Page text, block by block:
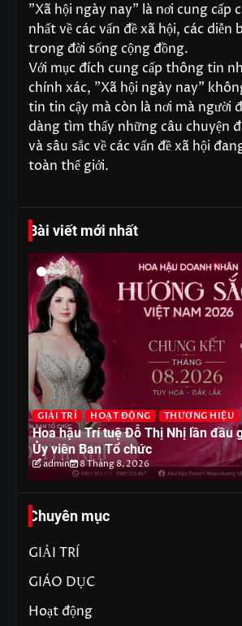
"Xã hội ngày nay" là nơi cung cấp
nhất về các vấn đề xã hội, các diễn
trong đời sống cộng đồng.
Với mục đích cung cấp thông tin
chính xác, "Xã hội ngày nay"
tin tin cậy mà còn là nơi mà người
dàng tìm thấy những câu chuyện
và sâu sắc về các vấn đề xã hội
toàn thế giới.
Bài viết mới nhất
GIẢI TRÍ HOẠT ĐỘNG THƯƠNG HIỆU
Hoa hậu Trí tuệ Đỗ Thị Nhị lần đầu
Ủy viên Ban Tổ chức
admin 8 Tháng 8, 2026
Chuyên mục
GIẢI TRÍ
GIÁO DỤC
Hoạt động